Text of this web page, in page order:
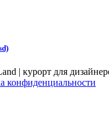
| курорт для
конфиденциальности